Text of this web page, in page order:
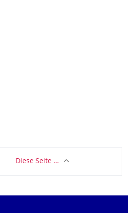
Diese Seite …